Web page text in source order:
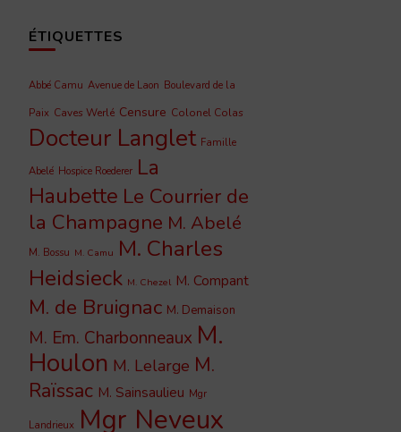
ÉTIQUETTES
Abbé Camu Avenue de Laon Boulevard de la
Paix Caves Werlé Censure Colonel Colas
Docteur Langlet Famille
Abelé Hospice Roederer La
Haubette Le Courrier de
la Champagne M. Abelé
M. Bossu M. Camu M. Charles
Heidsieck M. Chezel M. Compant
M. de Bruignac M. Demaison
M. Em. Charbonneaux M.
Houlon M. Lelarge M.
Raïssac M. Sainsaulieu Mgr
Landrieux Mgr Neveux